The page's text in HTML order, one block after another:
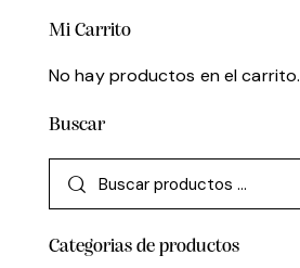
Mi Carrito
No hay productos en el carrito.
Buscar
Categorias de productos